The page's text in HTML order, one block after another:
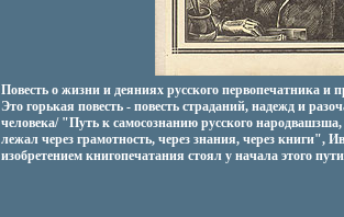
Повесть о жизни и деяниях русского первопечатника и
Это горькая повесть - повесть страданий, надежд и
человека/ "Путь к самосознанию русского
лежал через грамотность, через знания, через книги",
изобретением книгопечатания стоял у начала этого